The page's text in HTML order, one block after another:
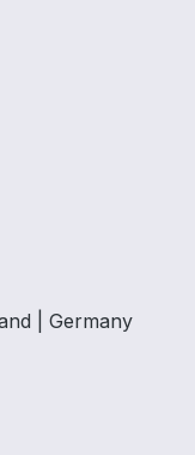
| Germany